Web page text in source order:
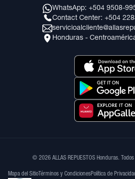
WhatsApp: +504 9508-
Contact Center: +504
Honduras -
© 2026 ALLAS REPUESTOS Honduras.
Mapa del Sitio Términos y CondicionesPolítica de